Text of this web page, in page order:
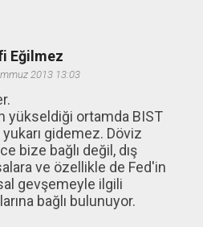
Eğilmez
2013 13:03
yükseldiği ortamda BIST
gidemez. Döviz
bize bağlı değil, dış
ve özellikle de Fed'in
gevşemeyle ilgili
bağlı bulunuyor.